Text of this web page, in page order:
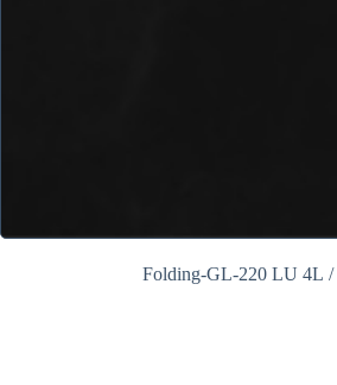
/ Folding-GL-220 LU 4L